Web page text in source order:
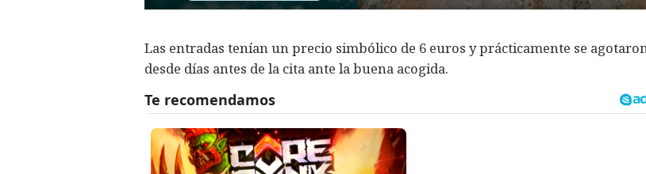
Las entradas tenían un precio simbólico de 6 euros y prácticamente se
desde días antes de la cita ante la buena acogida.